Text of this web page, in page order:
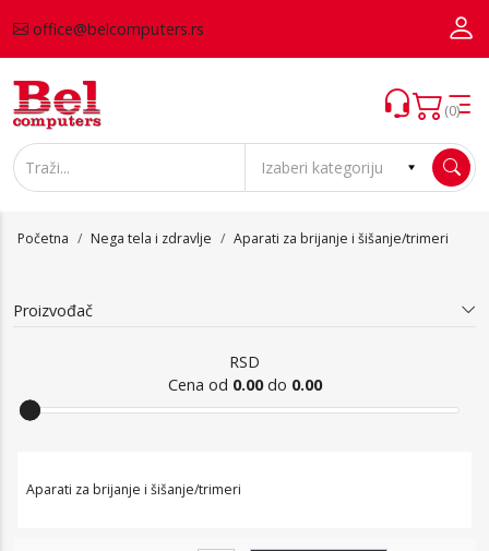
office@belcomputers.rs
(0)
Početna Nega tela i zdravlje Aparati za brijanje i šišanje/trimeri
Proizvođač
RSD
Cena od 0.00do 0.00
Aparati za brijanje i šišanje/trimeri
Aparati za brijanje i šišanje/trimeri